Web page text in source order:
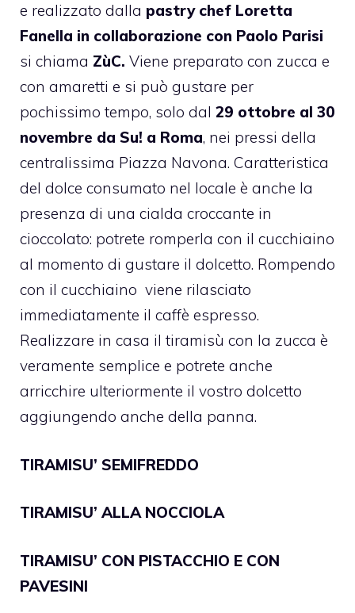
e realizzato dalla pastry chef Loretta
Fanella in collaborazione con Paolo Parisi
si chiama ZùC. Viene preparato con zucca e
con amaretti e si può gustare per
pochissimo tempo, solo dal 29 ottobre al 30
novembre da Su! a Roma, nei pressi della
centralissima Piazza Navona. Caratteristica
del dolce consumato nel locale è anche la
presenza di una cialda croccante in
cioccolato: potrete romperla con il cucchiaino
al momento di gustare il dolcetto. Rompendo
con il cucchiaino viene rilasciato
immediatamente il caffè espresso.
Realizzare in casa il tiramisù con la zucca è
veramente semplice e potrete anche
arricchire ulteriormente il vostro dolcetto
aggiungendo anche della panna.
TIRAMISU’ SEMIFREDDO
TIRAMISU’ ALLA NOCCIOLA
TIRAMISU’ CON PISTACCHIO E CON
PAVESINI